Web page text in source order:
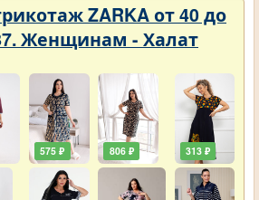
ZARKA от 40 до
Женщинам - Халат
575 ₽ 806 ₽ 313 ₽